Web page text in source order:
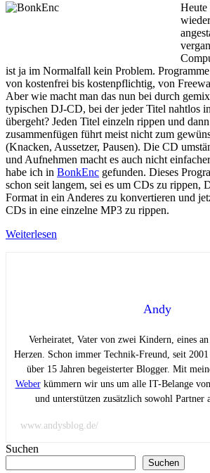
Heute
ist ja im Normalfall kein Problem.
von kostenfrei bis kostenpflichtig, von
Aber wie macht man das nun bei durch
typischen DJ-CD, bei der jeder Titel nahtlos
übergeht? Jeden Titel einzeln rippen und
zusammenfügen führt meist nicht zum
(Knacken, Aussetzer, Pausen). Die CD
und Aufnehmen macht es auch nicht
habe ich in BonkEnc gefunden. Dieses
schon seit langem, sei es um CDs zu rippen,
Format in ein Anderes zu konvertieren und
CDs in eine einzelne MP3 zu rippen.
Weiterlesen
Andy
Verheiratet, Vater von zwei Kindern, eines
Herzen. Schon immer Technik-Freund, seit
über 15 Jahren begeisterter Blogger. Mit
Weberkümmern wir uns um alle IT-Belange
und unterstützen zusätzlich sowohl Partner
www.andysblog.de/
Suchen
Suchen